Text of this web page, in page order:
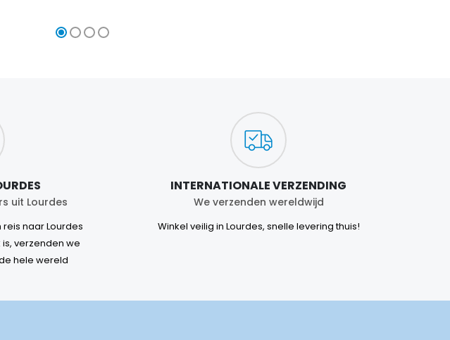
uit Lourdes
naar Lourdes
verzenden we
hele wereld
INTERNATIONALE VERZENDING
We verzenden wereldwijd
Winkel veilig in Lourdes, snelle levering thuis!